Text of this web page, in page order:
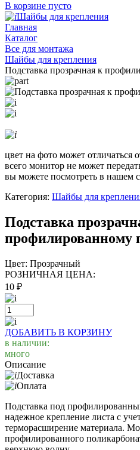
В корзине пусто
Шайбы для крепления
Главная
Каталог
Все для монтажа
Шайбы для крепления
Подставка прозрачная к
цвет на фото может отличаться
всего монитор не может
вы можете посмотреть в нашем
Категория: Шайбы для
Подставка
профилированному
Цвет: Прозрачный
РОЗНИЧНАЯ ЦЕНА:
10 ₽
ДОБАВИТЬ В КОРЗИНУ
в наличии:
много
Описание
Доставка
Оплата
Подставка под
надежное крепление листа с
терморасширение материала.
профилированного